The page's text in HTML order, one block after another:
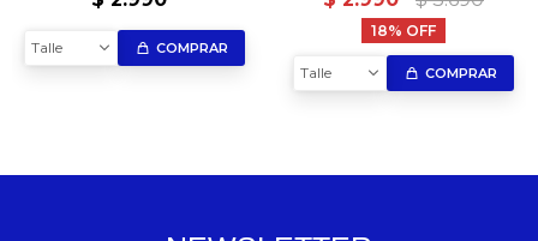
Talle COMPRAR
18
Talle COMPRAR